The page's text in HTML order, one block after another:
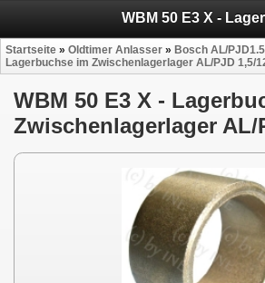
Startseite » Oldtimer Anlasser » Bosch AL/
Lagerbuchse im Zwischenlagerlager AL/PJD 1,5/
WBM 50 E3 X -
Zwischenlagerlager AL/